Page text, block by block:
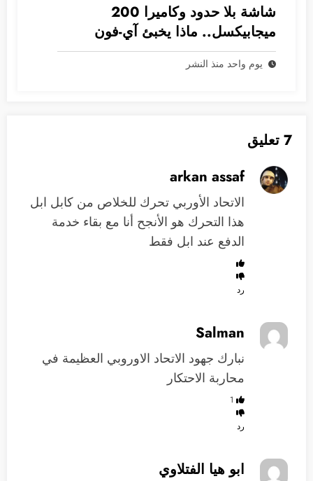
شاشة بلا حدود وكاميرا 200
ميجابيكسل.. ماذا يخبئ آي-فون
2028؟
يوم واحد منذ النشر
7 تعليق
arkan assaf
الاتحاد الأوربي تحرك للخلاص من كابل ابل
هذا التحرك هو الأنجح أنا مع بقاء خدمة
الدفع عند ابل فقط
رد
Salman
نبارك جهود الاتحاد الاوروبي العظيمة في
محاربة الاحتكار
1
رد
ابو هيا الفتلاوي